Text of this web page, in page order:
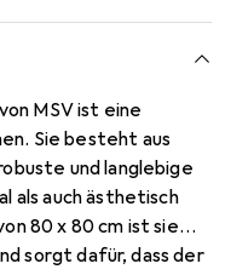
MSV ist eine
Sie besteht aus
und langlebige
als auch ästhetisch
80 x 80 cm ist sie
sorgt dafür, dass der